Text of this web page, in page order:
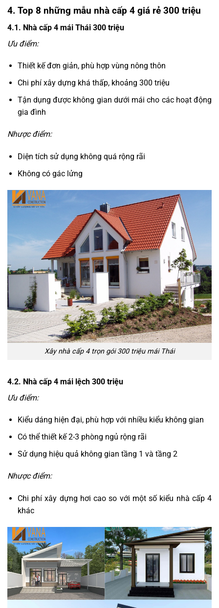
4. Top 8 những mẫu nhà cấp 4 giá rẻ 300 triệu
4.1. Nhà cấp 4 mái Thái 300 triệu
Ưu điểm:
Thiết kế đơn giản, phù hợp vùng nông thôn
Chi phí xây dựng khá thấp, khoảng 300 triệu
Tận dụng được không gian dưới mái cho các hoạt động
gia đình
Nhược điểm:
Diện tích sử dụng không quá rộng rãi
Không có gác lửng
Xây nhà cấp 4 trọn gói 300 triệu mái Thái
4.2. Nhà cấp 4 mái lệch 300 triệu
Ưu điểm:
Kiểu dáng hiện đại, phù hợp với nhiều kiểu không gian
Có thể thiết kế 2-3 phòng ngủ rộng rãi
Sử dụng hiệu quả không gian tầng 1 và tầng 2
Nhược điểm:
Chi phí xây dựng hơi cao so với một số kiểu nhà cấp 4
khác